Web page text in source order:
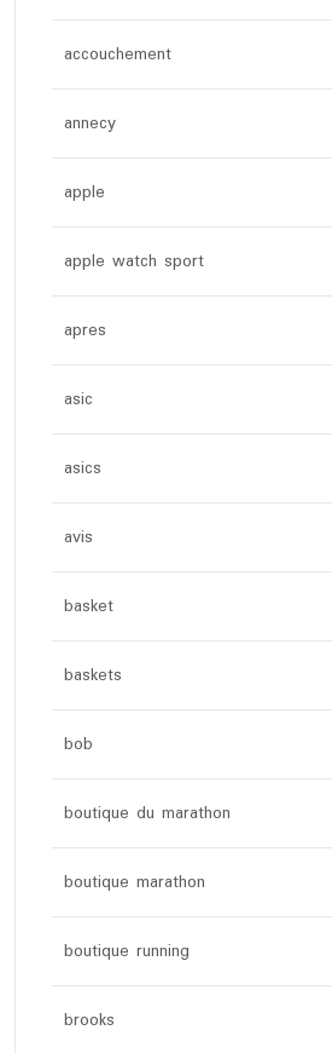
accouchement
annecy
apple
apple watch sport
apres
asic
asics
avis
basket
baskets
bob
boutique du marathon
boutique marathon
boutique running
brooks